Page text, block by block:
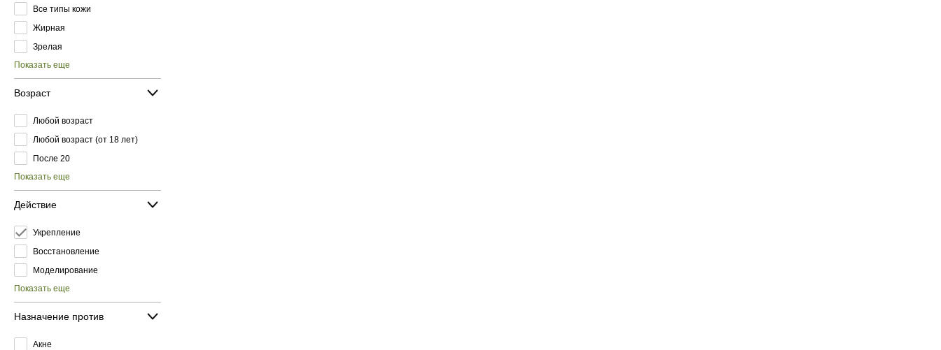
Все типы кожи
Жирная
Зрелая
Показать еще
Возраст
Любой возраст
Любой возраст (от 18 лет)
После 20
Показать еще
Действие
Укрепление
Восстановление
Моделирование
Показать еще
Назначение против
Акне